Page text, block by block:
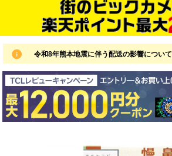
令和8年熊本地震に伴う配送の影響について